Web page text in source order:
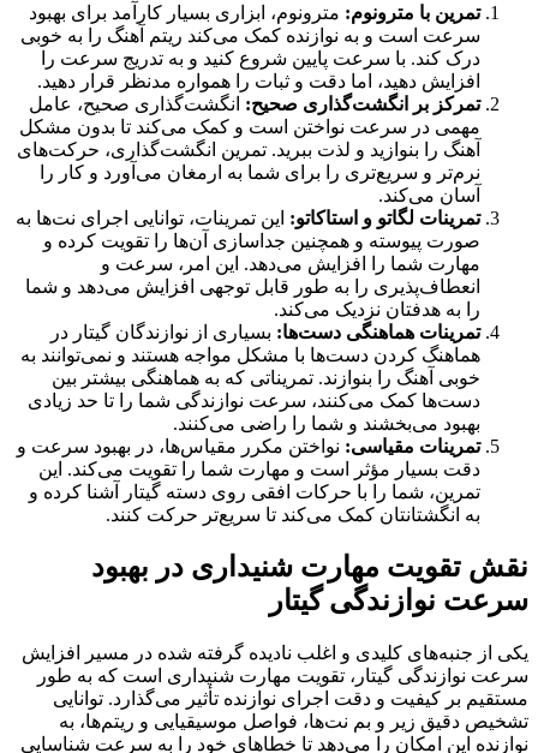
تمرین با مترونوم: مترونوم، ابزاری بسیار کارآمد برای بهبود
سرعت است و به نوازنده کمک می‌کند ریتم آهنگ را به خوبی
درک کند. با سرعت پایین شروع کنید و به تدریج سرعت را
افزایش دهید، اما دقت و ثبات را همواره مدنظر قرار دهید.
تمرکز بر انگشت‌گذاری صحیح: انگشت‌گذاری صحیح، عامل
مهمی در سرعت نواختن است و کمک می‌کند تا بدون مشکل
آهنگ را بنوازید و لذت ببرید. تمرین انگشت‌گذاری، حرکت‌های
نرم‌تر و سریع‌تری را برای شما به ارمغان می‌آورد و کار را
آسان می‌کند.
تمرینات لگاتو و استاکاتو: این تمرینات، توانایی اجرای نت‌ها به
صورت پیوسته و همچنین جداسازی آن‌ها را تقویت کرده و
مهارت شما را افزایش می‌دهد. این امر، سرعت و
انعطاف‌پذیری را به طور قابل توجهی افزایش می‌دهد و شما
را به هدفتان نزدیک می‌کند.
تمرینات هماهنگی دست‌ها: بسیاری از نوازندگان گیتار در
هماهنگ کردن دست‌ها با مشکل مواجه هستند و نمی‌توانند به
خوبی آهنگ را بنوازند. تمریناتی که به هماهنگی بیشتر بین
دست‌ها کمک می‌کنند، سرعت نوازندگی شما را تا حد زیادی
بهبود می‌بخشند و شما را راضی می‌کنند.
تمرینات مقیاسی: نواختن مکرر مقیاس‌ها، در بهبود سرعت و
دقت بسیار مؤثر است و مهارت شما را تقویت می‌کند. این
تمرین، شما را با حرکات افقی روی دسته گیتار آشنا کرده و
به انگشتانتان کمک می‌کند تا سریع‌تر حرکت کنند.
نقش تقویت مهارت شنیداری در بهبود
سرعت نوازندگی گیتار
یکی از جنبه‌های کلیدی و اغلب نادیده گرفته شده در مسیر افزایش
سرعت نوازندگی گیتار، تقویت مهارت شنیداری است که به طور
مستقیم بر کیفیت و دقت اجرای نوازنده تأثیر می‌گذارد. توانایی
تشخیص دقیق زیر و بم نت‌ها، فواصل موسیقیایی و ریتم‌ها، به
نوازنده این امکان را می‌دهد تا خطاهای خود را به سرعت شناسایی